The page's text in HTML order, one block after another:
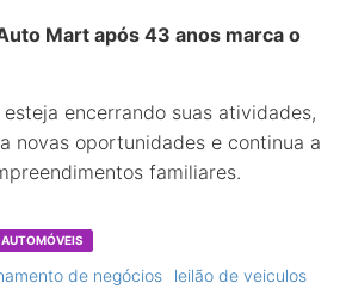
Mart após 43 anos marca o
encerrando suas atividades,
novas oportunidades e continua a
familiares.
de negócios leilão de veiculos